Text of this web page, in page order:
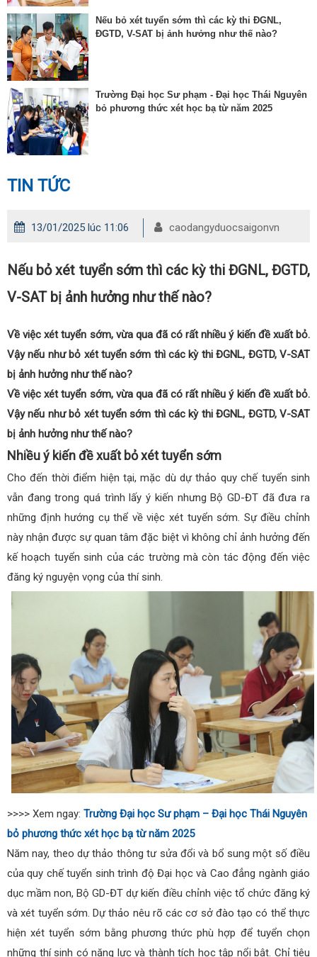
Nếu bỏ xét tuyển sớm thì các kỳ thi ĐGNL,
ĐGTD, V-SAT bị ảnh hưởng như thế nào?
Trường Đại học Sư phạm - Đại học Thái Nguyên
bỏ phương thức xét học bạ từ năm 2025
TIN TỨC
13/01/2025 lúc 11:06 caodangyduocsaigonvn
Nếu bỏ xét tuyển sớm thì các kỳ thi ĐGNL, ĐGTD,
V-SAT bị ảnh hưởng như thế nào?
Về việc xét tuyển sớm, vừa qua đã có rất nhiều ý kiến đề xuất bỏ.
Vậy nếu như bỏ xét tuyển sớm thì các kỳ thi ĐGNL, ĐGTD, V-SAT
bị ảnh hưởng như thế nào?
Về việc xét tuyển sớm, vừa qua đã có rất nhiều ý kiến đề xuất bỏ.
Vậy nếu như bỏ xét tuyển sớm thì các kỳ thi ĐGNL, ĐGTD, V-SAT
bị ảnh hưởng như thế nào?
Nhiều ý kiến đề xuất bỏ xét tuyển sớm
Cho đến thời điểm hiện tại, mặc dù dự thảo quy chế tuyển sinh
vẫn đang trong quá trình lấy ý kiến nhưng Bộ GD-ĐT đã đưa ra
những định hướng cụ thể về việc xét tuyển sớm. Sự điều chỉnh
này nhận được sự quan tâm đặc biệt vì không chỉ ảnh hưởng đến
kế hoạch tuyển sinh của các trường mà còn tác động đến việc
đăng ký nguyện vọng của thí sinh.
>>>> Xem ngay: Trường Đại học Sư phạm – Đại học Thái Nguyên
bỏ phương thức xét học bạ từ năm 2025
Năm nay, theo dự thảo thông tư sửa đổi và bổ sung một số điều
của quy chế tuyển sinh trình độ Đại học và Cao đẳng ngành giáo
dục mầm non, Bộ GD-ĐT dự kiến điều chỉnh việc tổ chức đăng ký
và xét tuyển sớm. Dự thảo nêu rõ các cơ sở đào tạo có thể thực
hiện xét tuyển sớm bằng phương thức phù hợp để tuyển chọn
những thí sinh có năng lực và thành tích học tập nổi bật. Chỉ tiêu